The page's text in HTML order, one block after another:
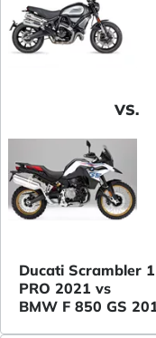
VS.
Ducati Scrambler
PRO 2021 vs
BMW F 850 GS